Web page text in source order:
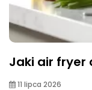
Jaki air fryer
11 lipca 2026